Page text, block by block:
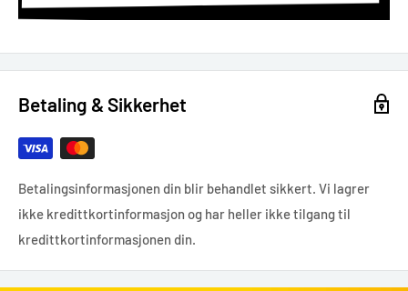
Betaling & Sikkerhet
Betalingsinformasjonen din blir behandlet sikkert. Vi lagrer
ikke kredittkortinformasjon og har heller ikke tilgang til
kredittkortinformasjonen din.